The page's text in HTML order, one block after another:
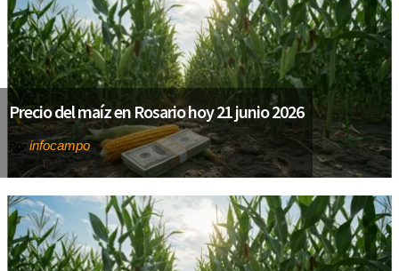
Precio del maíz en Rosario hoy 21 junio 2026
Porinfocampo